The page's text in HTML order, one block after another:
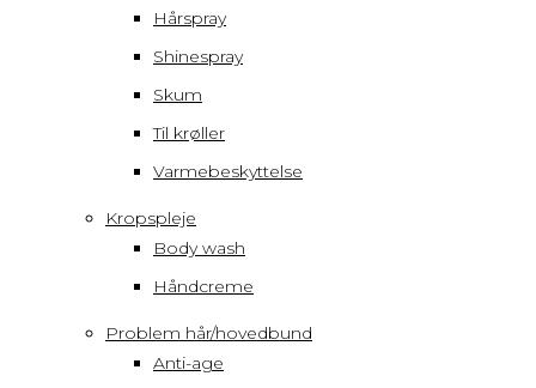
Hårspray
Shinespray
Skum
Til krøller
Varmebeskyttelse
Kropspleje
Body wash
Håndcreme
Problem hår/hovedbund
Anti-age